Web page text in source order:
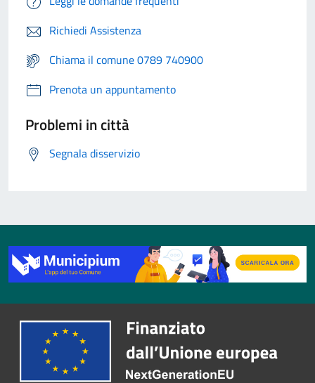
Richiedi Assistenza
Chiama il comune 0789 740900
Prenota un appuntamento
Problemi in città
Segnala disservizio